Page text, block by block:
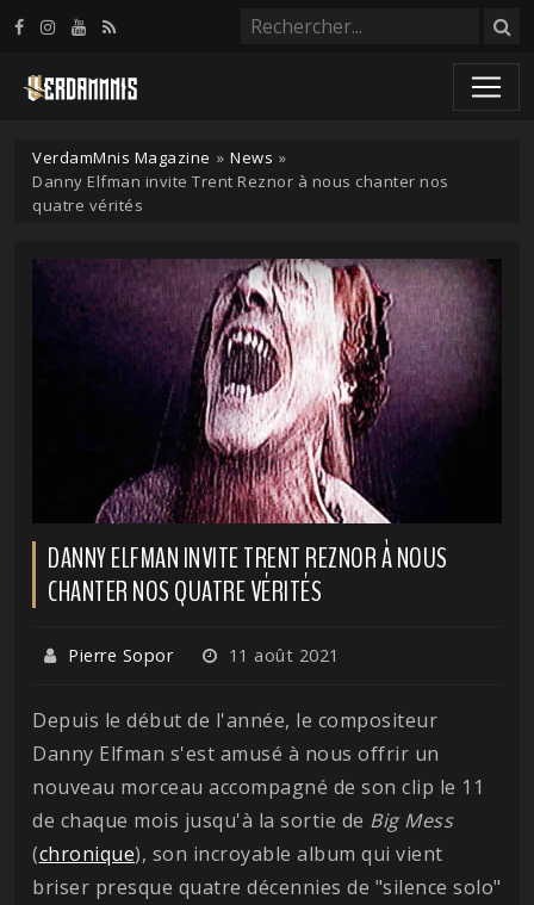
VerdamMnis Magazine » News »
Danny Elfman invite Trent Reznor à nous chanter nos
quatre vérités
DANNY ELFMAN INVITE TRENT REZNOR À NOUS
CHANTER NOS QUATRE VÉRITÉS
Pierre Sopor 11 août 2021
Depuis le début de l'année, le compositeur
Danny Elfman s'est amusé à nous offrir un
nouveau morceau accompagné de son clip le 11
de chaque mois jusqu'à la sortie de Big Mess
(chronique), son incroyable album qui vient
briser presque quatre décennies de "silence solo"
Panneau de gestion des cookies